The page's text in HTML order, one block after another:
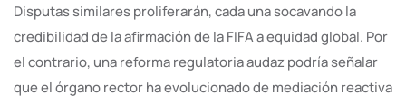
Disputas similares proliferarán, cada una socavando la
credibilidad de la afirmación de la FIFA a equidad global. Por
el contrario, una reforma regulatoria audaz podría señalar
que el órgano rector ha evolucionado de mediación reactiva